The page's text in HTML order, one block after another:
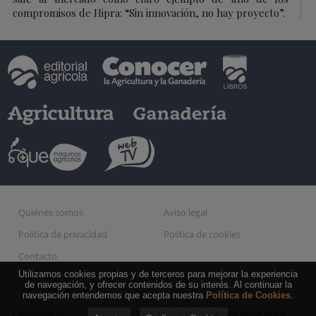
compromisos de Hipra: “Sin innovación, no hay proyecto”.
Quiénes somos
Aviso legal
Política de privacidad
Política de cookies
Contacto
Configurar Cookies
Utilizamos cookies propias y de terceros para mejorar la experiencia
de navegación, y ofrecer contenidos de su interés. Al continuar la
navegación entendemos que acepta nuestra Política de Cookies.